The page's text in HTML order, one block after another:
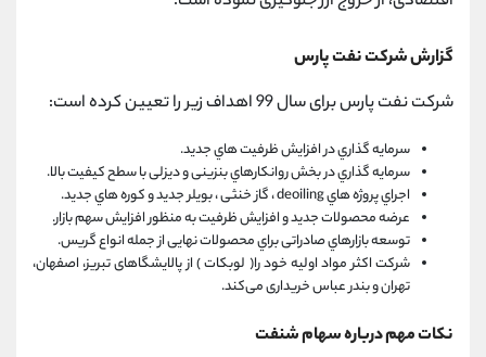
گزارش شرکت نفت پارس
شرکت نفت پارس برای سال 99 اهداف زیر را تعیین کرده است:
سرمایه گذاري در افزایش ظرفیت هاي جدید.
سرمایه گذاري در بخش روانکارهاي بنزینی و دیزلی با سطح کیفیت بالا.
اجراي پروژه هاي deoiling ، گاز خنثی ، بویلر جدید و کوره هاي جدید.
عرضه محصولات جدید و افزایش ظرفیت به منظور افزایش سهم بازار.
توسعه بازارهاي صادراتی براي محصولات نهایی از جمله انواع گریس.
شرکت اکثر مواد اولیه خود را( لوبکات ) از پالایشگاهای تبریز، اصفهان،
تهران و بندر عباس خریداری می‌کند.
نکات مهم درباره سهام شنفت